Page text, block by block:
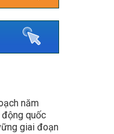
năm
động quốc
giai đoạn